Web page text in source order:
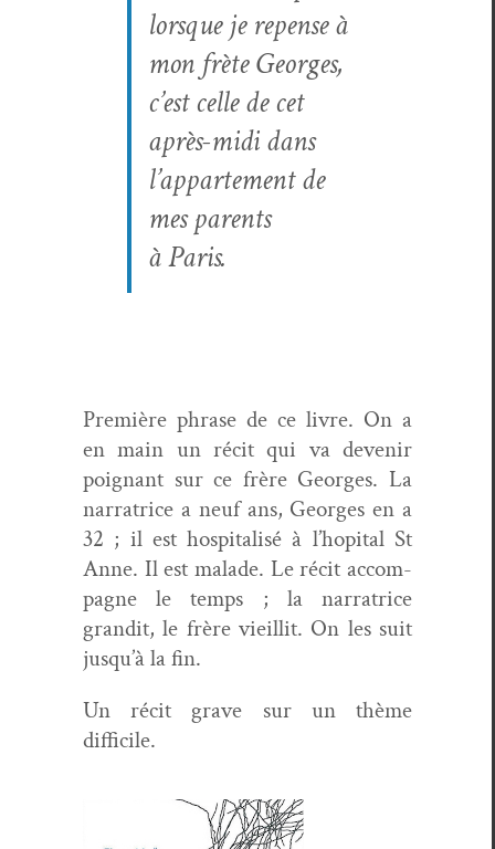
lorsque je repense à
mon frète Georges,
c’est celle de cet
après-midi dans
l’appartement de
mes par­ents
à Paris.
Pre­mière phrase de ce livre. On a
en main un réc­it qui va devenir
poignant sur ce frère Georges. La
nar­ra­trice a neuf ans, Georges en a
32 ; il est hos­pi­tal­isé à l’hopital St
Anne. Il est malade. Le réc­it accom­
pa­gne le temps ; la nar­ra­trice
grandit, le frère vieil­lit. On les suit
jusqu’à la fin.
Un réc­it grave sur un thème
difficile.